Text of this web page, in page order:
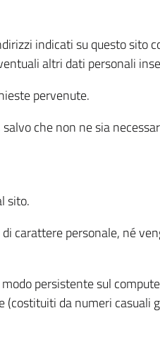
indicati su questo sito
altri dati personali
pervenute.
che non ne sia
sito.
carattere personale, né
persistente sul
da numeri casuali